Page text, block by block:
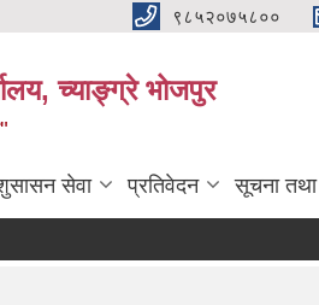
९८५२०७५८००
च्याङ्ग्रे भोजपुर
सेवा प्रतिवेदन सूचना तथा